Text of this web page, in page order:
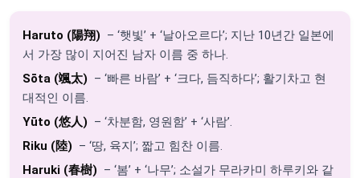
Haruto (陽翔) – ‘햇빛’ + ‘날아오르다’; 지난 10년간 일본에
서 가장 많이 지어진 남자 이름 중 하나.
Sōta (颯太) – ‘빠른 바람’ + ‘크다, 듬직하다’; 활기차고 현
대적인 이름.
Yūto (悠人) – ‘차분함, 영원함’ + ‘사람’.
Riku (陸) – ‘땅, 육지’; 짧고 힘찬 이름.
Haruki (春樹) – ‘봄’ + ‘나무’; 소설가 무라카미 하루키와 같